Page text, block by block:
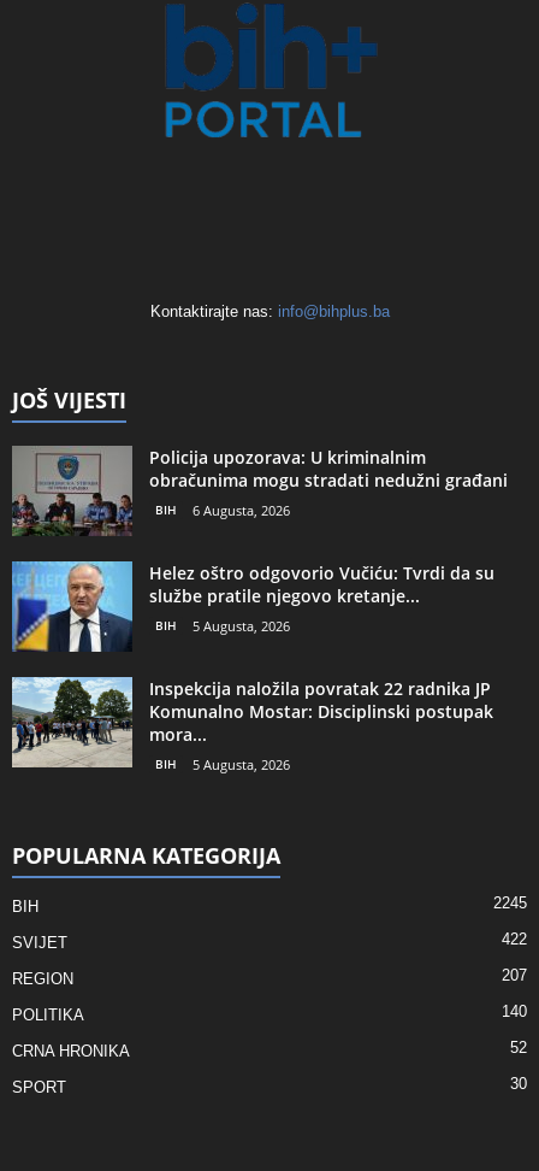
Kontaktirajte nas: info@bihplus.ba
JOŠ VIJESTI
Policija upozorava: U kriminalnim
obračunima mogu stradati nedužni građani
BIH 6 Augusta, 2026
Helez oštro odgovorio Vučiću: Tvrdi da su
službe pratile njegovo kretanje...
BIH 5 Augusta, 2026
Inspekcija naložila povratak 22 radnika JP
Komunalno Mostar: Disciplinski postupak
mora...
BIH 5 Augusta, 2026
POPULARNA KATEGORIJA
BIH 2245
SVIJET 422
REGION 207
POLITIKA 140
CRNA HRONIKA 52
SPORT 30